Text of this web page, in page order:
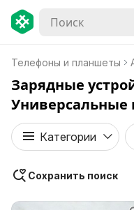
Телефоны и планшеты
Зарядные
Универсальные
Категории
Сохранить поиск